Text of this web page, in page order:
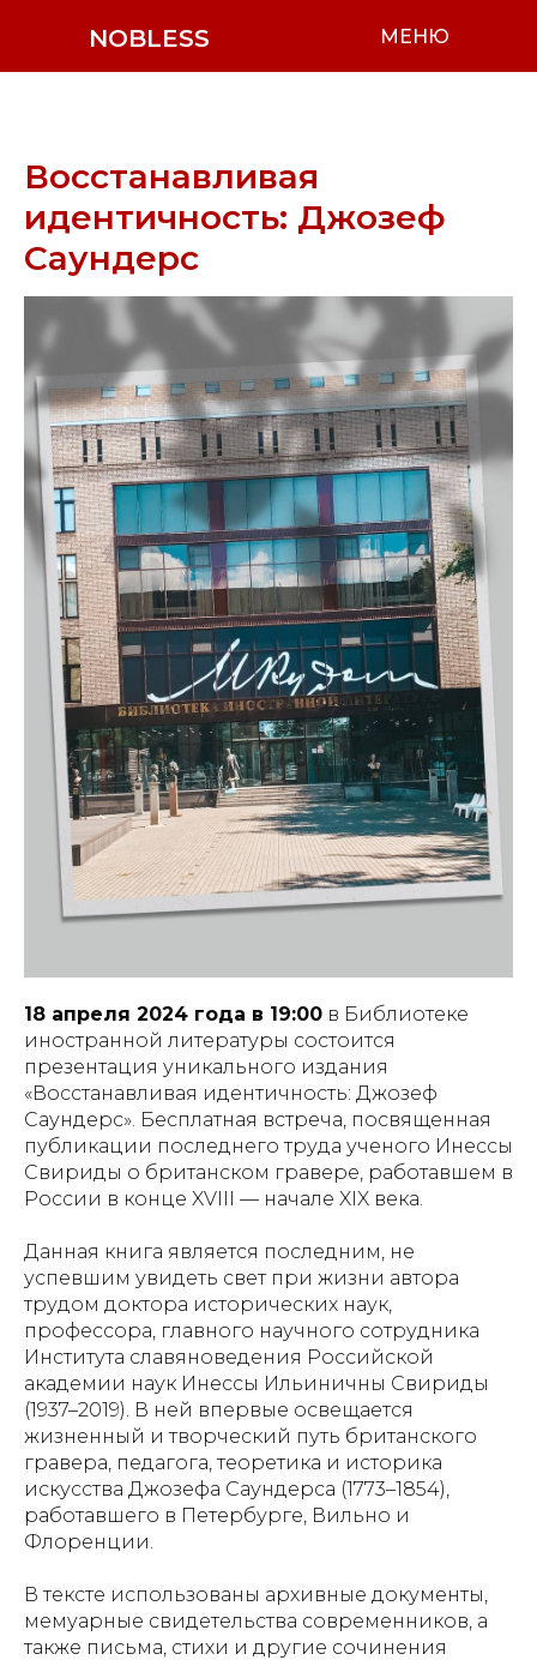
NOBLESS МЕНЮ
Восстанавливая
идентичность: Джозеф
Саундерс
18 апреля 2024 года в 19:00 в Библиотеке
иностранной литературы состоится
презентация уникального издания
«Восстанавливая идентичность: Джозеф
Саундерс». Бесплатная встреча, посвященная
публикации последнего труда ученого Инессы
Свириды о британском гравере, работавшем в
России в конце XVIII — начале XIX века.
Данная книга является последним, не
успевшим увидеть свет при жизни автора
трудом доктора исторических наук,
профессора, главного научного сотрудника
Института славяноведения Российской
академии наук Инессы Ильиничны Свириды
(1937–2019). В ней впервые освещается
жизненный и творческий путь британского
гравера, педагога, теоретика и историка
искусства Джозефа Саундерса (1773–1854),
работавшего в Петербурге, Вильно и
Флоренции.
В тексте использованы архивные документы,
мемуарные свидетельства современников, а
также письма, стихи и другие сочинения